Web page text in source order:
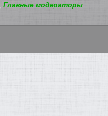
Главные модераторы